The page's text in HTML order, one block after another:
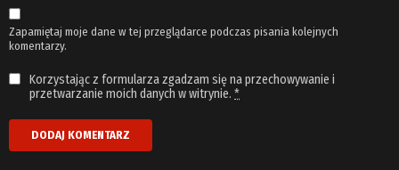
Zapamiętaj moje dane w tej przeglądarce podczas pisania kolejnych
komentarzy.
Korzystając z formularza zgadzam się na przechowywanie i
przetwarzanie moich danych w witrynie. *